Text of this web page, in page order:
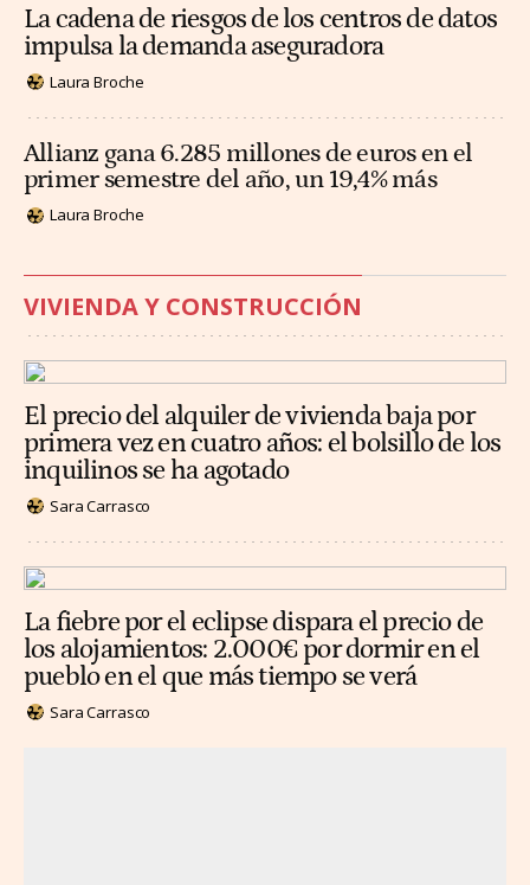
La cadena de riesgos de los centros de datos
impulsa la demanda aseguradora
Laura Broche
Allianz gana 6.285 millones de euros en el
primer semestre del año, un 19,4% más
Laura Broche
VIVIENDA Y CONSTRUCCIÓN
El precio del alquiler de vivienda baja por
primera vez en cuatro años: el bolsillo de los
inquilinos se ha agotado
Sara Carrasco
La fiebre por el eclipse dispara el precio de
los alojamientos: 2.000€ por dormir en el
pueblo en el que más tiempo se verá
Sara Carrasco